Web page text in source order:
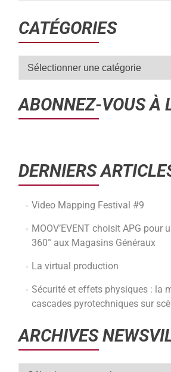
CATÉGORIES
ABONNEZ-VOUS À
DERNIERS
Video Mapping Festival #9
MOOV’EVENT choisit APG pour
360° aux Magasins Généraux
La virtual production
Sécurité et effets physiques : la
cascades pyrotechniques sur
ARCHIVES